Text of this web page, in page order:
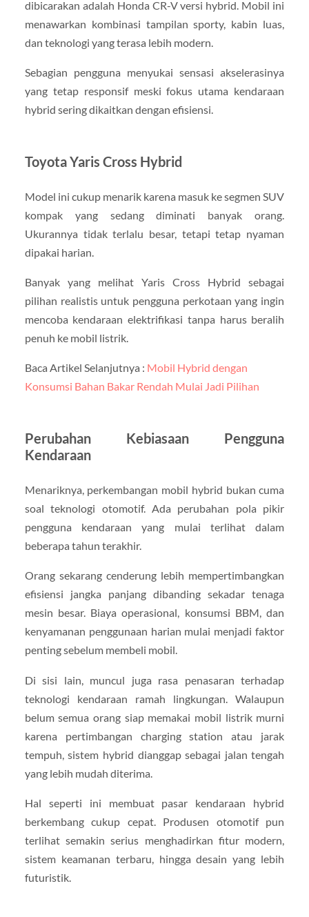
dibicarakan adalah Honda CR-V versi hybrid. Mobil ini
menawarkan kombinasi tampilan sporty, kabin luas,
dan teknologi yang terasa lebih modern.
Sebagian pengguna menyukai sensasi akselerasinya
yang tetap responsif meski fokus utama kendaraan
hybrid sering dikaitkan dengan efisiensi.
Toyota Yaris Cross Hybrid
Model ini cukup menarik karena masuk ke segmen SUV
kompak yang sedang diminati banyak orang.
Ukurannya tidak terlalu besar, tetapi tetap nyaman
dipakai harian.
Banyak yang melihat Yaris Cross Hybrid sebagai
pilihan realistis untuk pengguna perkotaan yang ingin
mencoba kendaraan elektrifikasi tanpa harus beralih
penuh ke mobil listrik.
Baca Artikel Selanjutnya : Mobil Hybrid dengan
Konsumsi Bahan Bakar Rendah Mulai Jadi Pilihan
Perubahan Kebiasaan Pengguna
Kendaraan
Menariknya, perkembangan mobil hybrid bukan cuma
soal teknologi otomotif. Ada perubahan pola pikir
pengguna kendaraan yang mulai terlihat dalam
beberapa tahun terakhir.
Orang sekarang cenderung lebih mempertimbangkan
efisiensi jangka panjang dibanding sekadar tenaga
mesin besar. Biaya operasional, konsumsi BBM, dan
kenyamanan penggunaan harian mulai menjadi faktor
penting sebelum membeli mobil.
Di sisi lain, muncul juga rasa penasaran terhadap
teknologi kendaraan ramah lingkungan. Walaupun
belum semua orang siap memakai mobil listrik murni
karena pertimbangan charging station atau jarak
tempuh, sistem hybrid dianggap sebagai jalan tengah
yang lebih mudah diterima.
Hal seperti ini membuat pasar kendaraan hybrid
berkembang cukup cepat. Produsen otomotif pun
terlihat semakin serius menghadirkan fitur modern,
sistem keamanan terbaru, hingga desain yang lebih
futuristik.